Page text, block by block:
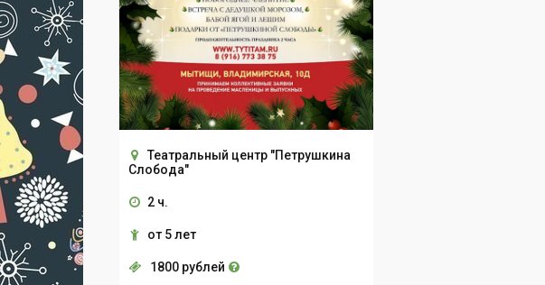
Театральный центр "Петрушкина
Слобода"
2 ч.
от 5 лет
1800 рублей